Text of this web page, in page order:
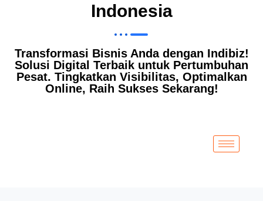
Indonesia
Transformasi Bisnis Anda dengan Indibiz!
Solusi Digital Terbaik untuk Pertumbuhan
Pesat. Tingkatkan Visibilitas, Optimalkan
Online, Raih Sukses Sekarang!